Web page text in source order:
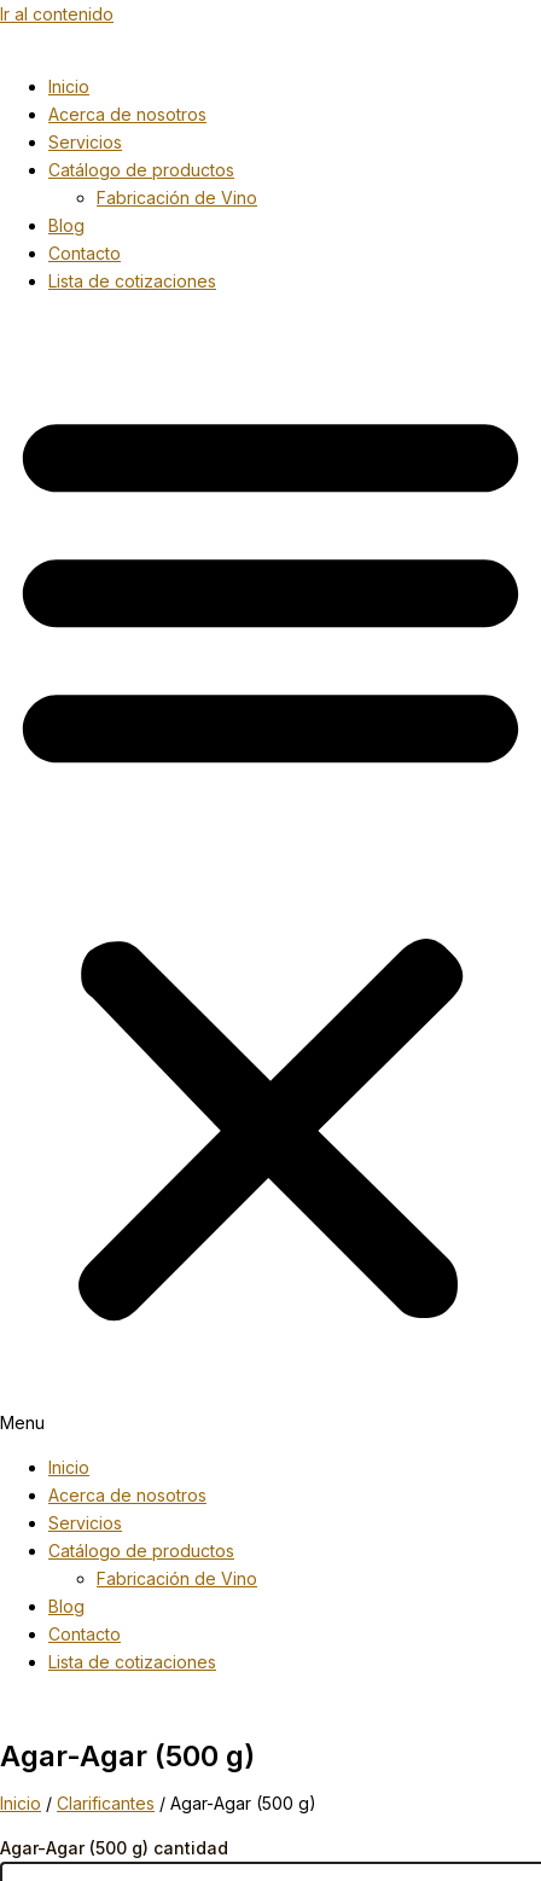
Ir al contenido
Inicio
Acerca de nosotros
Servicios
Catálogo de productos
Fabricación de Vino
Blog
Contacto
Lista de cotizaciones
Menu
Inicio
Acerca de nosotros
Servicios
Catálogo de productos
Fabricación de Vino
Blog
Contacto
Lista de cotizaciones
Agar-Agar (500 g)
Inicio / Clarificantes / Agar-Agar (500 g)
Agar-Agar (500 g) cantidad